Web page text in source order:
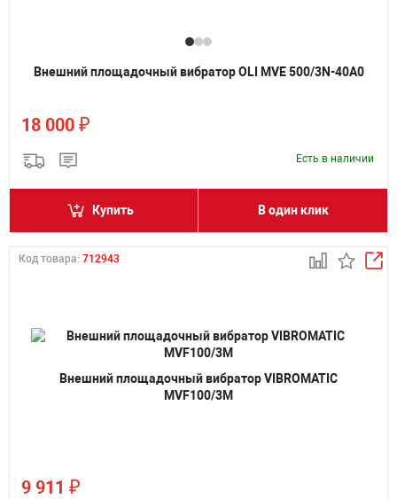
Внешний площадочный вибратор OLI MVE 500/3N-40A0
18 000 ₽
Есть в наличии
Купить В один клик
Код товара: 712943
Внешний площадочный вибратор VIBROMATIC
MVF100/3M
9 911 ₽